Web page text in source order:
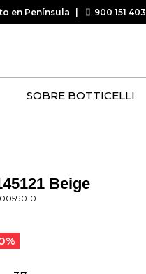
en Península 900 151 403
SOBRE BOTTICELLI
Beige